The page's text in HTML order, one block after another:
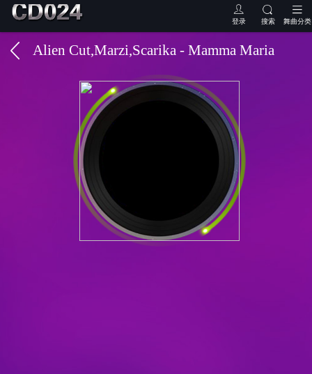
登录 搜索 舞曲分类
Alien Cut,Marzi,Scarika - Mamma Maria